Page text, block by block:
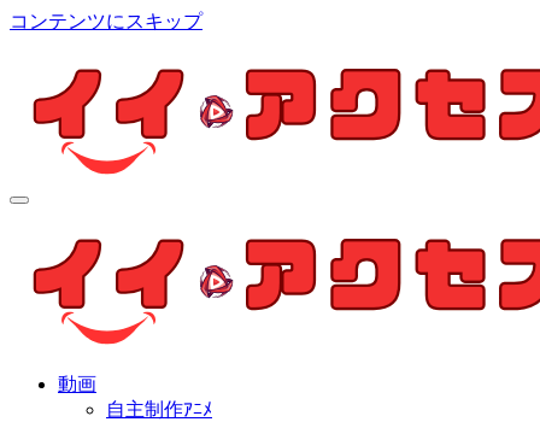
コンテンツにスキップ
個人制作アニメを中心とした動画紹介ブログ
動画
自主制作ｱﾆﾒ